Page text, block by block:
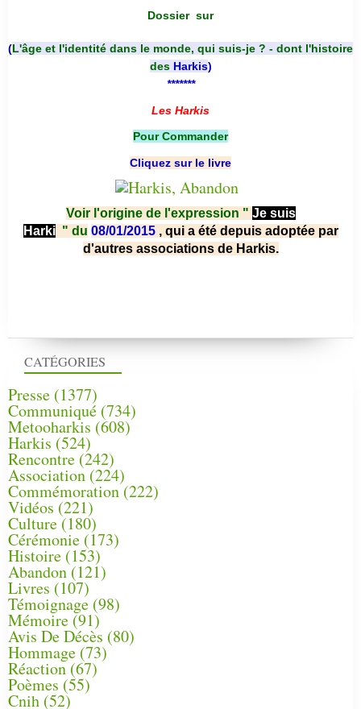
CATÉGORIES
Presse (1377)
Communiqué (734)
Metooharkis (608)
Harkis (524)
Rencontre (242)
Association (224)
Commémoration(222)
Vidéos (221)
Culture(180)
Cérémonie (173)
Histoire (153)
Abandon(121)
Livres (107)
Témoignage (98)
Mémoire (91)
Avis De Décès (80)
Hommage (73)
Réaction(67)
Poèmes (55)
Cnih (52)
Dossier sur
(L'âge et l'identité dans le monde, qui suis-je ? - dont l'histoire
des Harkis)
*******
Les Harkis
Pour Commander
Cliquez sur le livre
Voir l'origine de l'expression " Je suis
Harki " du 08/01/2015 , qui a été depuis adoptée par
d'autres associations de Harkis.